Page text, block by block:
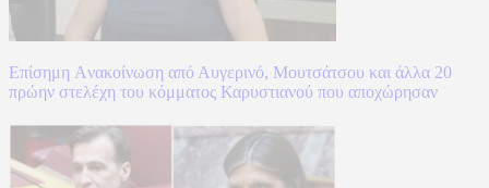
Επίσημη Aνακοίνωση από Αυγερινό, Μουτσάτσου και άλλα 20
πρώην στελέχη του κόμματος Καρυστιανού που αποχώρησαν